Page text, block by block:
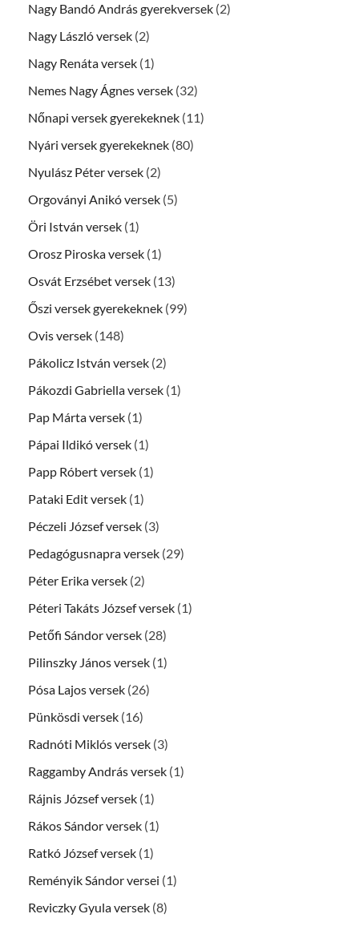
Nagy Bandó András gyerekversek (2)
Nagy László versek (2)
Nagy Renáta versek (1)
Nemes Nagy Ágnes versek (32)
Nőnapi versek gyerekeknek (11)
Nyári versek gyerekeknek (80)
Nyulász Péter versek (2)
Orgoványi Anikó versek (5)
Öri István versek (1)
Orosz Piroska versek (1)
Osvát Erzsébet versek (13)
Őszi versek gyerekeknek (99)
Ovis versek (148)
Pákolicz István versek (2)
Pákozdi Gabriella versek (1)
Pap Márta versek (1)
Pápai Ildikó versek (1)
Papp Róbert versek (1)
Pataki Edit versek (1)
Péczeli József versek (3)
Pedagógusnapra versek (29)
Péter Erika versek (2)
Péteri Takáts József versek (1)
Petőfi Sándor versek (28)
Pilinszky János versek (1)
Pósa Lajos versek (26)
Pünkösdi versek (16)
Radnóti Miklós versek (3)
Raggamby András versek (1)
Rájnis József versek (1)
Rákos Sándor versek (1)
Ratkó József versek (1)
Reményik Sándor versei (1)
Reviczky Gyula versek (8)